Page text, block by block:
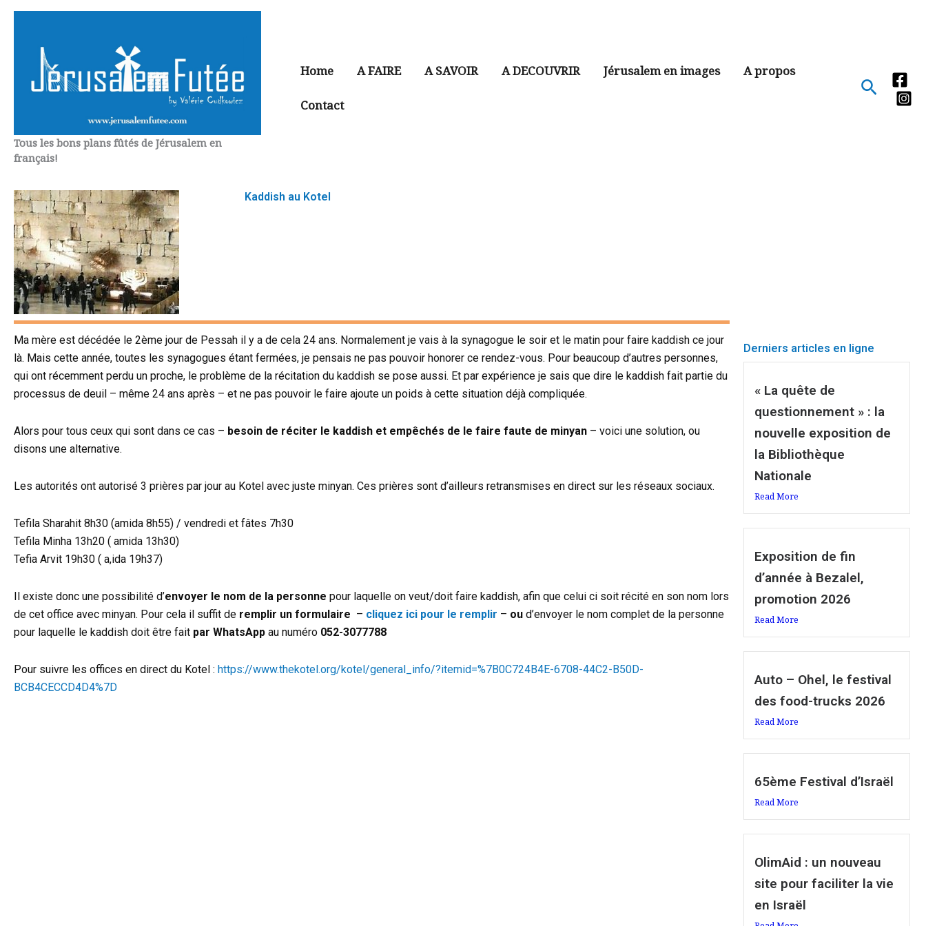
Aller
contenu
Tous les bons plans fûtés de Jérusalem en
français!
Home A FAIRE A SAVOIR A DECOUVRIR Jérusalem en images A propos
Contact
Kaddish au Kotel
Ma mère est décédée le 2ème jour de Pessah il y a de cela 24 ans. Normalement je vais à la synagogue le soir et le matin pour faire kaddish ce jour
là. Mais cette année, toutes les synagogues étant fermées, je pensais ne pas pouvoir honorer ce rendez-vous. Pour beaucoup d’autres personnes,
qui ont récemment perdu un proche, le problème de la récitation du kaddish se pose aussi. Et par expérience je sais que dire le kaddish fait partie du
processus de deuil – même 24 ans après – et ne pas pouvoir le faire ajoute un poids à cette situation déjà compliquée.
Alors pour tous ceux qui sont dans ce cas – besoin de réciter le kaddish et empêchés de le faire faute de minyan – voici une solution, ou
disons une alternative.
Les autorités ont autorisé 3 prières par jour au Kotel avec juste minyan. Ces prières sont d’ailleurs retransmises en direct sur les réseaux sociaux.
Tefila Sharahit 8h30 (amida 8h55) / vendredi et fâtes 7h30
Tefila Minha 13h20 ( amida 13h30)
Tefia Arvit 19h30 ( a,ida 19h37)
Il existe donc une possibilité d’envoyer le nom de la personne pour laquelle on veut/doit faire kaddish, afin que celui ci soit récité en son nom lors
de cet office avec minyan. Pour cela il suffit de remplir un formulaire – cliquez ici pour le remplir – ou d’envoyer le nom complet de la personne
pour laquelle le kaddish doit être fait par WhatsApp au numéro 052-3077788
Pour suivre les offices en direct du Kotel : https://www.thekotel.org/kotel/general_info/?itemid=%7B0C724B4E-6708-44C2-B50D-
BCB4CECCD4D4%7D
Derniers articles en ligne
« La quête de
questionnement » : la
nouvelle exposition de
la Bibliothèque
Nationale
Read More
Exposition de fin
d’année à Bezalel,
promotion 2026
Read More
Auto – Ohel, le festival
des food-trucks 2026
Read More
65ème Festival d’Israël
Read More
OlimAid : un nouveau
site pour faciliter la vie
en Israël